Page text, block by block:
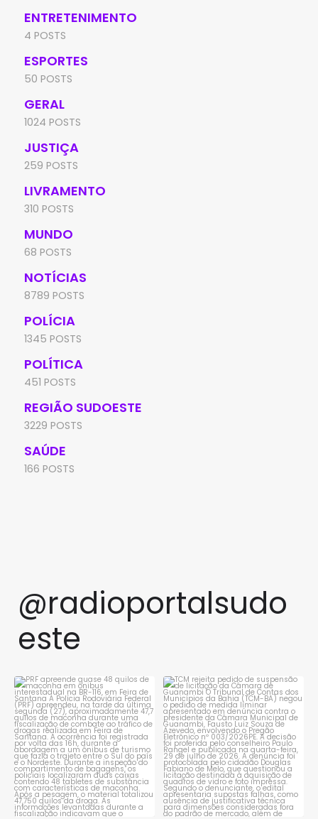
ENTRETENIMENTO
4 POSTS
ESPORTES
50 POSTS
GERAL
1024 POSTS
JUSTIÇA
259 POSTS
LIVRAMENTO
310 POSTS
MUNDO
68 POSTS
NOTÍCIAS
8789 POSTS
POLÍCIA
1345 POSTS
POLÍTICA
451 POSTS
REGIÃO SUDOESTE
3229 POSTS
SAÚDE
166 POSTS
@radioportalsudo
este
PRF apreende quase 48 quilos
de maconha em ônibus...
1 0
TCM rejeita pedido de
suspensão de licitação da...
1 0